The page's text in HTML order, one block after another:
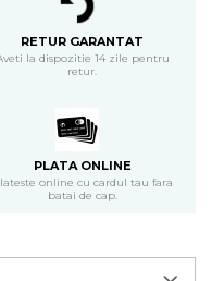
RETUR GARANTAT
la dispozitie 14 zile pentru
retur.
PLATA ONLINE
online cu cardul tau fara
batai de cap.